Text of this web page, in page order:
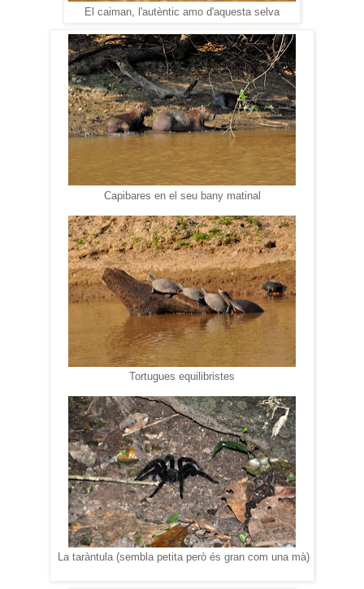
El caiman, l'autèntic amo d'aquesta selva
Capibares en el seu bany matinal
Tortugues equilibristes
La taràntula (sembla petita però és gran com una mà)